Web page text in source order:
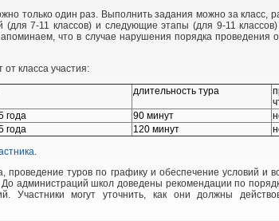
только один раз. Выполнить задания можно за класс,
7-11 классов) и следующие этапы (для 9-11
что в случае нарушения порядка проведения
класса участия:
длительность тура
года 90 минут
года 120 минут
.
проведение туров по графику и обеспечение условий и
До администраций школ доведены рекомендации по
Участники могут уточнить, как они должны